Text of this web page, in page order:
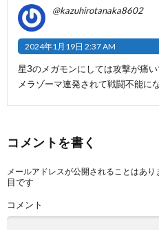
@kazuhirotanaka8602
2024年1月19日 2:37 AM
星3のメガモンにしては攻撃が痛い
メラゾーマ連発されて戦闘不能に
コメントを書く
メールアドレスが公開されることはあり
目です
コメント